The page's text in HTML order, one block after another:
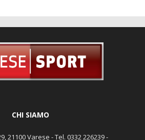
CHI SIAMO
21100 Varese - Tel. 0332 226239 -